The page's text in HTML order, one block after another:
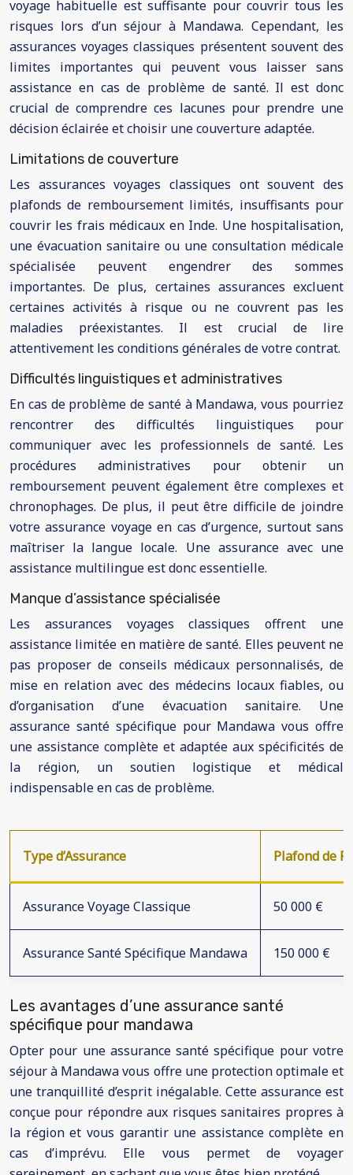
voyage habituelle est suffisante pour couvrir tous les
risques lors d’un séjour à Mandawa. Cependant, les
assurances voyages classiques présentent souvent des
limites importantes qui peuvent vous laisser sans
assistance en cas de problème de santé. Il est donc
crucial de comprendre ces lacunes pour prendre une
décision éclairée et choisir une couverture adaptée.
Limitations de couverture
Les assurances voyages classiques ont souvent des
plafonds de remboursement limités, insuffisants pour
couvrir les frais médicaux en Inde. Une hospitalisation,
une évacuation sanitaire ou une consultation médicale
spécialisée peuvent engendrer des sommes
importantes. De plus, certaines assurances excluent
certaines activités à risque ou ne couvrent pas les
maladies préexistantes. Il est crucial de lire
attentivement les conditions générales de votre contrat.
Difficultés linguistiques et administratives
En cas de problème de santé à Mandawa, vous pourriez
rencontrer des difficultés linguistiques pour
communiquer avec les professionnels de santé. Les
procédures administratives pour obtenir un
remboursement peuvent également être complexes et
chronophages. De plus, il peut être difficile de joindre
votre assurance voyage en cas d’urgence, surtout sans
maîtriser la langue locale. Une assurance avec une
assistance multilingue est donc essentielle.
Manque d’assistance spécialisée
Les assurances voyages classiques offrent une
assistance limitée en matière de santé. Elles peuvent ne
pas proposer de conseils médicaux personnalisés, de
mise en relation avec des médecins locaux fiables, ou
d’organisation d’une évacuation sanitaire. Une
assurance santé spécifique pour Mandawa vous offre
une assistance complète et adaptée aux spécificités de
la région, un soutien logistique et médical
indispensable en cas de problème.
Type d’Assurance Plafond de
Assurance Voyage Classique 50 000 €
Assurance Santé Spécifique Mandawa 150 000 €
Les avantages d’une assurance santé
spécifique pour mandawa
Opter pour une assurance santé spécifique pour votre
séjour à Mandawa vous offre une protection optimale et
une tranquillité d’esprit inégalable. Cette assurance est
conçue pour répondre aux risques sanitaires propres à
la région et vous garantir une assistance complète en
cas d’imprévu. Elle vous permet de voyager